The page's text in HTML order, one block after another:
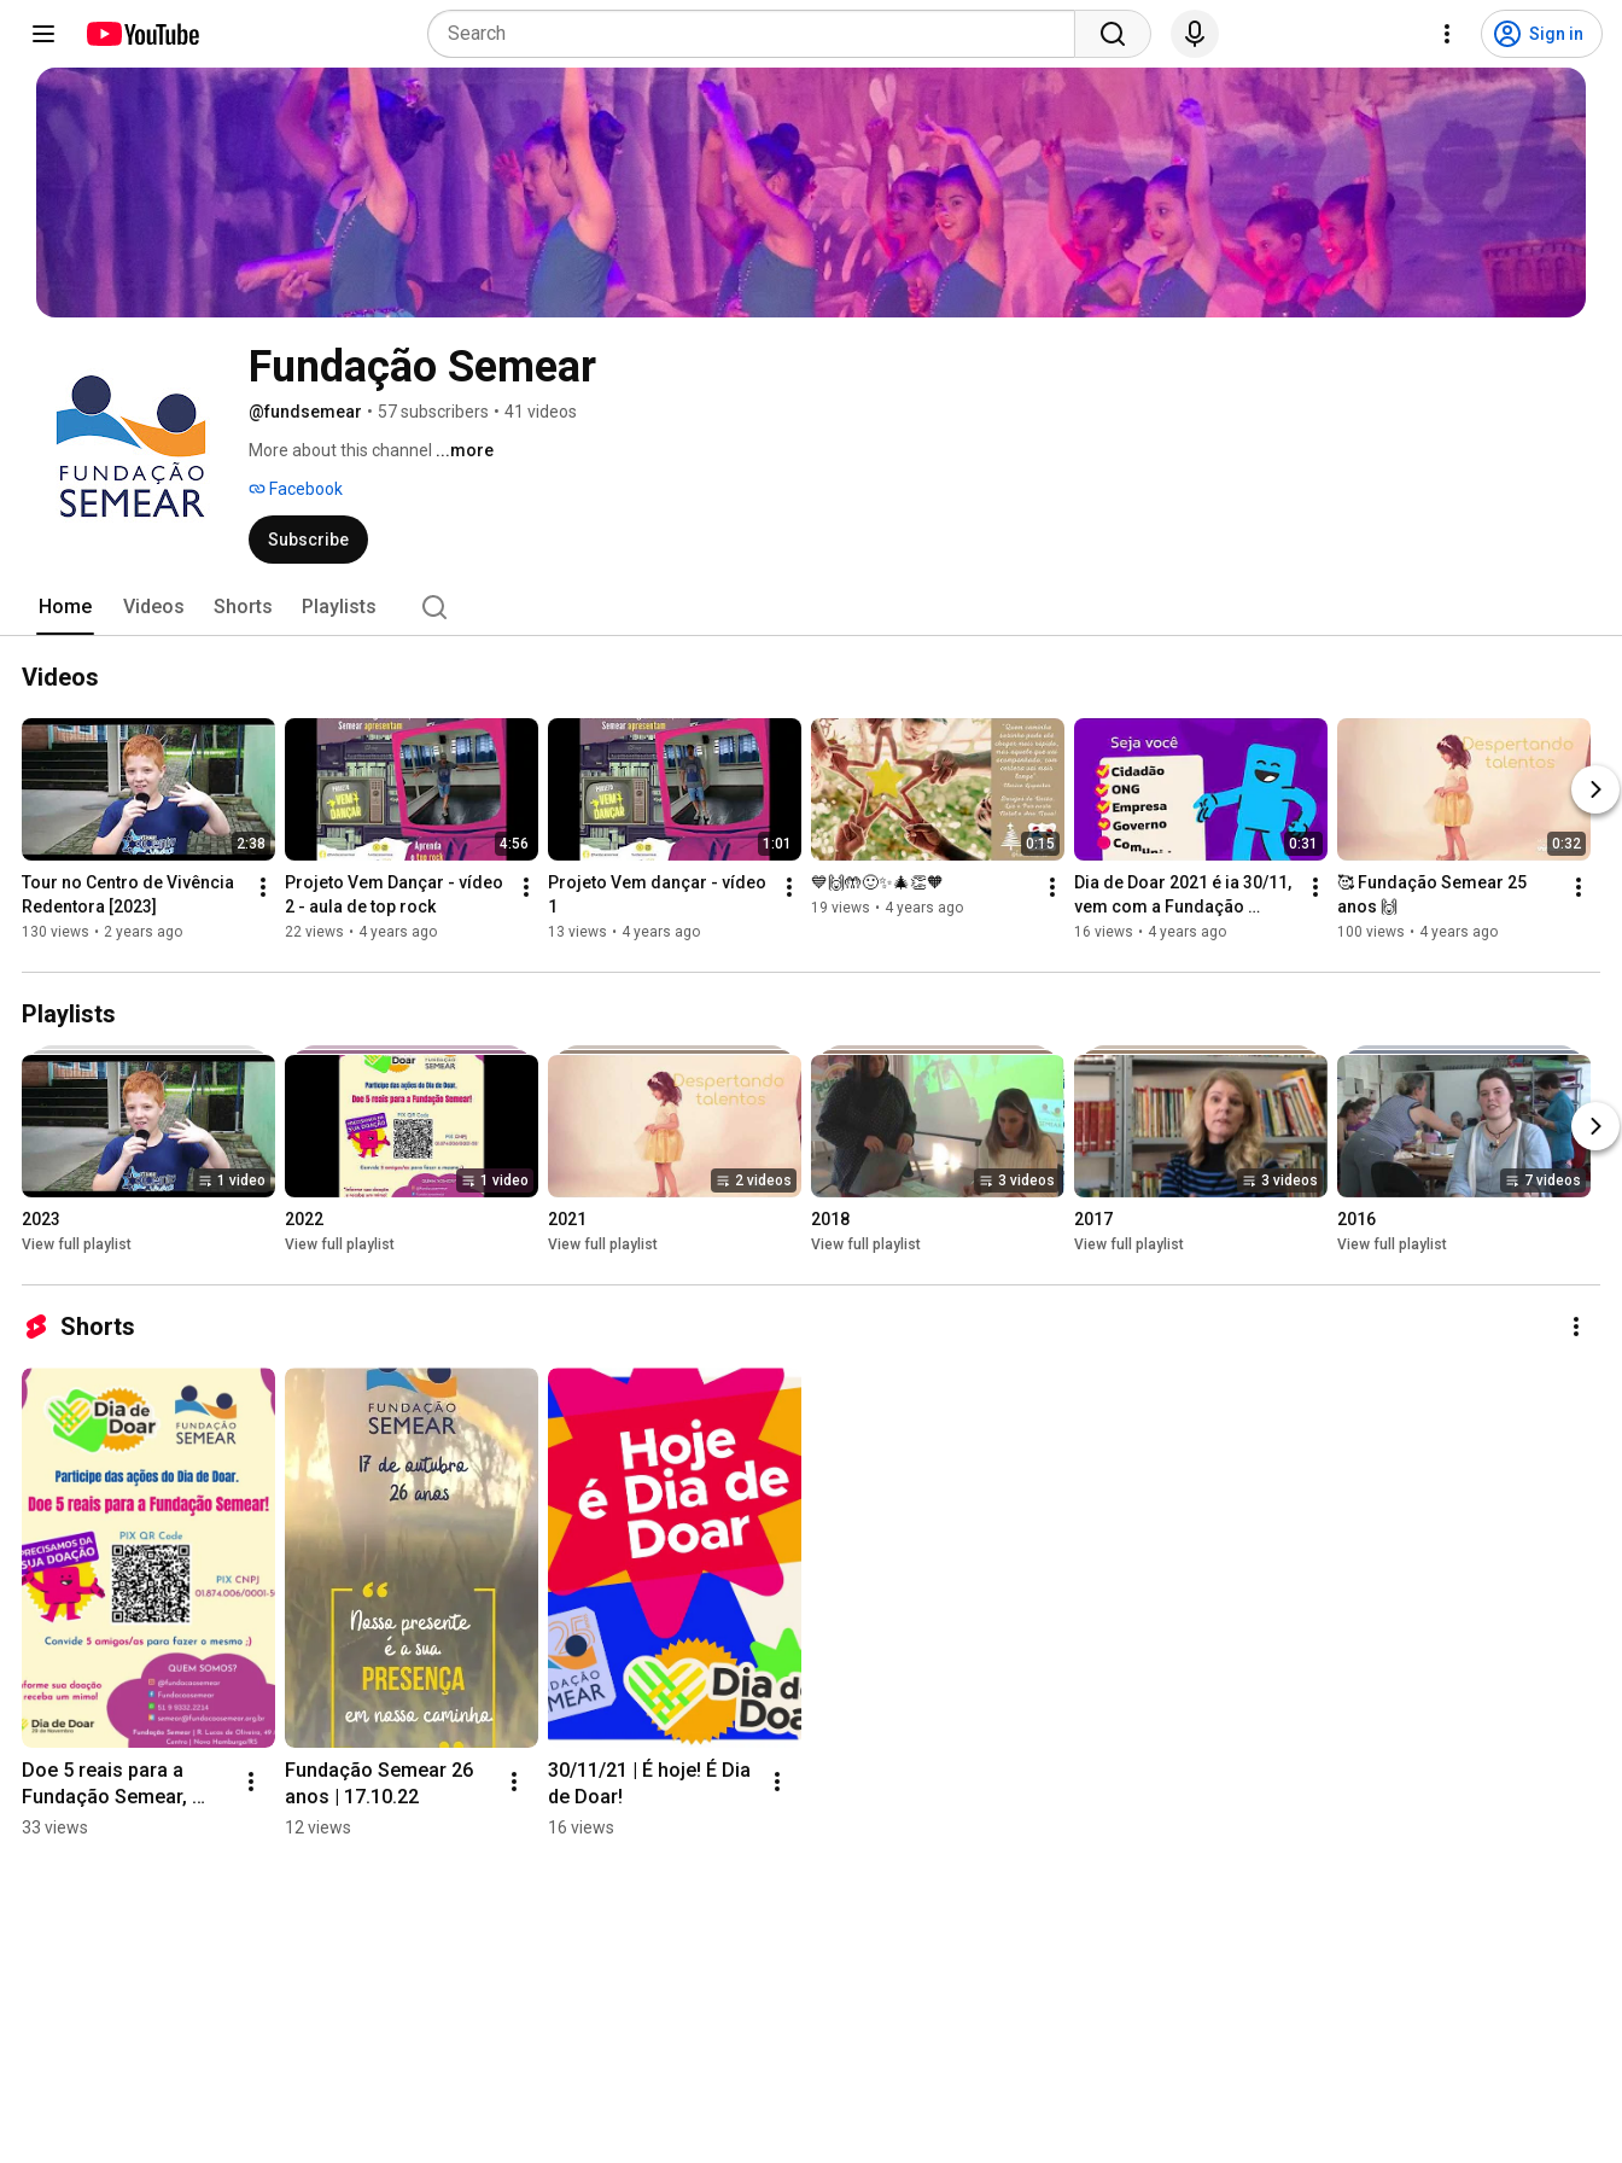
Sign in
Fundação Semear
@fundsemear • 57 subscribers • 41 videos
More about this channel ...more
Facebook
Subscribe
Home Videos Shorts Playlists
Videos
2:38
Tour no Centro de Vivência
Redentora [2023]
130 views • 2 years ago
4:56
Projeto Vem Dançar - vídeo
2 - aula de top rock
22 views • 4 years ago
1:01
Projeto Vem dançar - vídeo
1
13 views • 4 years ago
0:15
💙🙌🤲🙂✨🎄👏🧡
19 views • 4 years ago
0:31
Dia de Doar 2021 é ia 30/11,
vem com a Fundação
Semear!
16 views • 4 years ago
0:32
🥰 Fundação Semear 25
anos 🙌
100 views • 4 years ago
Playlists
1 video
2023
View full playlist
1 video
2022
View full playlist
2 videos
2021
View full playlist
3 videos
2018
View full playlist
3 videos
2017
View full playlist
7 videos
2016
View full playlist
Shorts
Doe 5 reais para a
Fundação Semear,
participe do Dia de
33 views
Fundação Semear 26
anos | 17.10.22
12 views
30/11/21 | É hoje! É Dia
de Doar!
16 views